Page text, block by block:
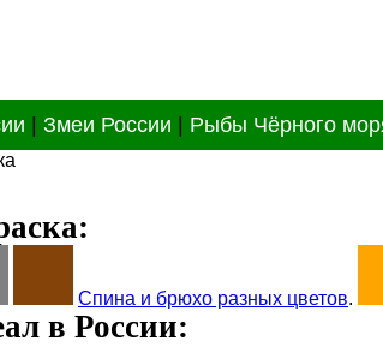
Змеи России Рыбы Чёрного
Спина и брюхо разных цветов.
в России: